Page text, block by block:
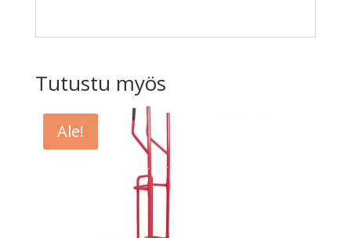
Tutustu myös
Ale!